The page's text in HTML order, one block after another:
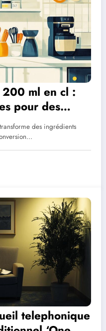
ml en cl :
pour des
des ingrédients
telephonique